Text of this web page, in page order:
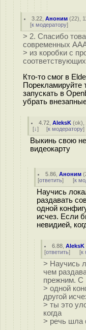
3.22 ,Аноним (22),
[к модератору]
> 2. Спасибо
современных
> из коробки с
Кто-то смог в
Порекламируйте
запускать в
убрать
4.72 ,AleksK (ok),
[↓] [к модератору]
Выкинь свою
видеокарту
5.86 ,Аноним (
[ответить] [к
Научись
раздавать
одной
исчез. Если
невидией,
6.88 ,AleksK
[ответить] [к
> Научись
чем
прежним. С
> одной
другой
> ты это
когда
> речь